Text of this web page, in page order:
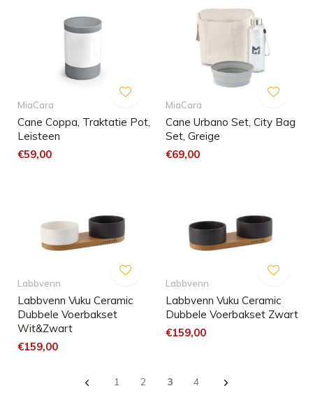
MiaCara
Cane Coppa, Traktatie Pot,
Leisteen
€59,00
MiaCara
Cane Urbano Set, City Bag
Set, Greige
€69,00
Labbvenn
Labbvenn Vuku Ceramic
Dubbele Voerbakset
Wit&Zwart
€159,00
Labbvenn
Labbvenn Vuku Ceramic
Dubbele Voerbakset Zwart
€159,00
1 2 3 4